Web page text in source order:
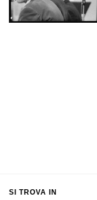
SI TROVA IN